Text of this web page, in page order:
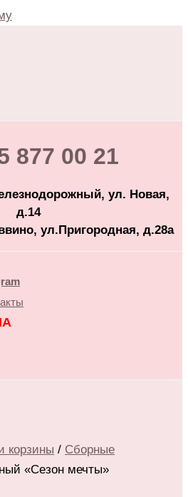
877 00 21
ул. Новая,
д.14
ул.Пригородная, д.28а
корзины / Сборные
«Сезон мечты»